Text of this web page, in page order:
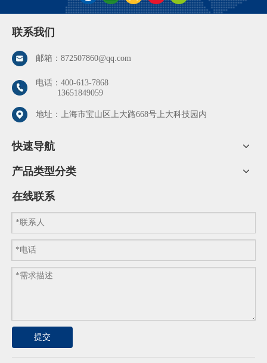
部位，防止漏水问题进一步恶化。据相关资料显示，
料在长时间受潮后容易出现腐蚀、老化等问题，导致
联系我们
邮箱： 872507860@qq.com
电话： 400-613-7868
13651849059
地址：上海市宝山区上大路668号上大科技园内
快速导航
产品类型分类
在线联系
提交